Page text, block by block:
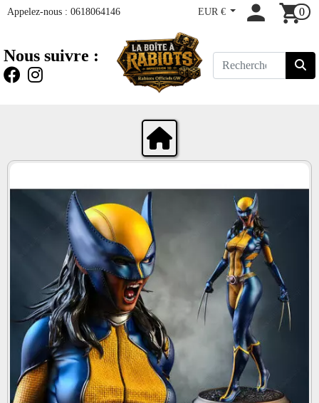
Appelez-nous : 0618064146 EUR € 0
Nous suivre :